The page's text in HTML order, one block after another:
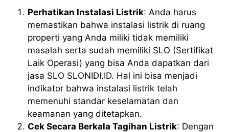
Perhatikan Instalasi Listrik: Anda harus
memastikan bahwa instalasi listrik di ruang
properti yang Anda miliki tidak memiliki
masalah serta sudah memiliki SLO (Sertifikat
Laik Operasi) yang bisa Anda dapatkan dari
jasa SLO SLONIDI.ID. Hal ini bisa menjadi
indikator bahwa instalasi listrik telah
memenuhi standar keselamatan dan
keamanan yang ditetapkan.
Cek Secara Berkala Tagihan Listrik: Dengan